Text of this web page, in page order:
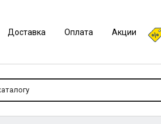
Доставка Оплата Акции